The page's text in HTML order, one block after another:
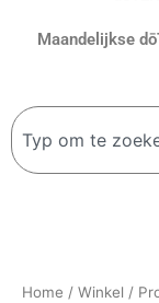
Maandelijkse
Zoeken
Home / Winkel /